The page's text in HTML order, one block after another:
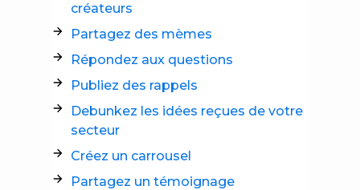
créateurs
Partagez des mèmes
Répondez aux questions
Publiez des rappels
Debunkez les idées reçues de votre
secteur
Créez un carrousel
Partagez un témoignage